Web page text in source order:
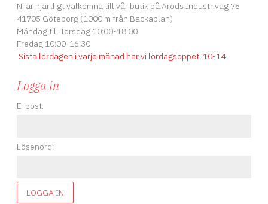
Ni är hjärtligt välkomna till vår butik på Aröds Industriväg 76
41705 Göteborg (1000 m från Backaplan)
Måndag till Torsdag 10:00-18:00
Fredag 10:00-16:30
Sista lördagen i varje månad har vi lördagsöppet. 10-14
Logga in
E-post:
Lösenord:
LOGGA IN